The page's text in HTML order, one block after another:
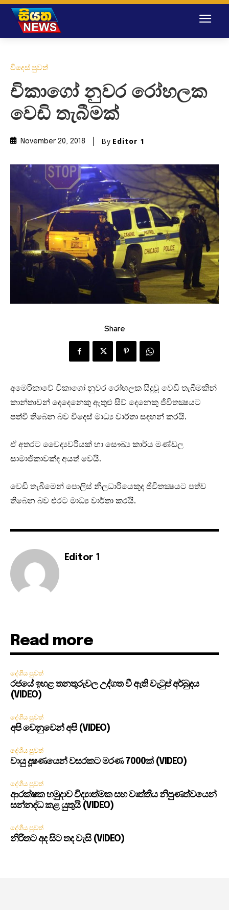
විදෙස් පුවත්
චිකාගෝ නුවර රෝහලක
වෙඩි තැබීමක්
November 20, 2018 By Editor 1
Share
අමෙරිකාවේ චිකාගෝ නුවර රෝහලක සිදුවූ වෙඩි තැබීමකින්
කාන්තාවන් දෙදෙනෙකු ඇතුළු සිව් දෙනෙකු ජිවිතක්‍ෂයට
පත්වී තිබෙන බව විදෙස් මාධ්‍ය වාර්තා සඳහන් කරයි.
ඒ අතරට වෛද්‍යවරියක් හා සෞඛ්‍ය කාර්ය මණ්ඩල
සාමාජිකාවක්ද අයත් වෙයි.
වෙඩි තැබීමෙන් පොලිස් නිලධාරියෙකුද ජීවිතක්‍ෂයට පත්ව
තිබෙන බව එරට මාධ්‍ය වාර්තා කරයි.
Editor 1
Read more
දේශීය පුවත්
රජයේ ඉහළ තනතුරුවල උද්ගත වී ඇති වැටුප් අර්බුදය
(VIDEO)
දේශීය පුවත්
අපි වෙනුවෙන් අපි (VIDEO)
දේශීය පුවත්
වායු දූෂණයෙන් වසරකට මරණ 7000ක් (VIDEO)
දේශීය පුවත්
ආරක්ෂක හමුදාව විද්‍යාත්මක සහ වෘත්තීය නිපුණත්වයෙන්
සන්නද්ධ කළ යුතුයි (VIDEO)
දේශීය පුවත්
නිරිතට අද සිට තද වැසි (VIDEO)